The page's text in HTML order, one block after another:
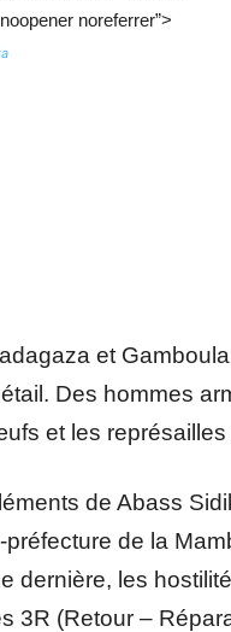
noreferrer”>
et
Des hommes
et les représailles
de Abass
de la
dernière, les
3R (Retour –